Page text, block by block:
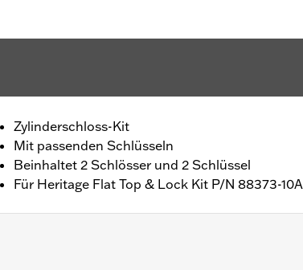
Zylinderschloss-Kit
Mit passenden Schlüsseln
Beinhaltet 2 Schlösser und 2 Schlüssel
Für Heritage Flat Top & Lock Kit P/N 88373-10A